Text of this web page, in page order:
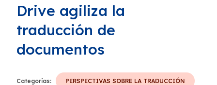
Drive agiliza la
traducción de
documentos
Categorías: PERSPECTIVAS SOBRE LA TRADUCCIÓN